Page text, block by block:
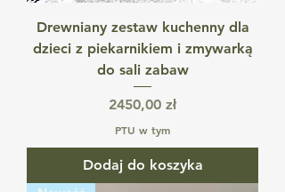
Drewniany zestaw kuchenny dla
dzieci z piekarnikiem i zmywarką
do sali zabaw
Cena
2450,00 zł
PTU w tym
Dodaj do koszyka